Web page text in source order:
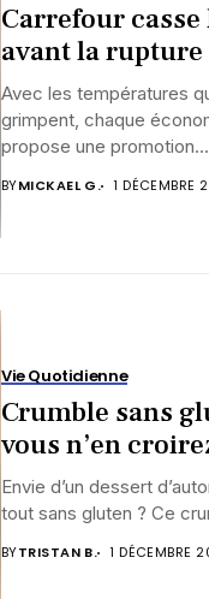
Carrefour
avant la rupture
Avec les températures
grimpent, chaque
propose une promotion...
BYMICKAEL G. 1 DÉCEMBRE
Vie Quotidienne
Crumble sans
vous n’en
Envie d’un dessert
tout sans gluten ? Ce
BYTRISTAN B. 1 DÉCEMBRE